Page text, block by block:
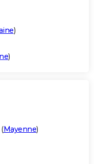
)
)
Mayenne)